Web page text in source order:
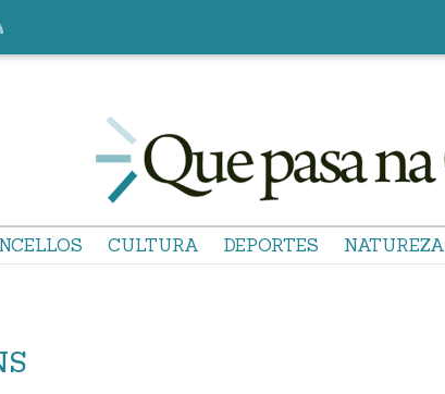
CULTURA DEPORTES NATUREZA